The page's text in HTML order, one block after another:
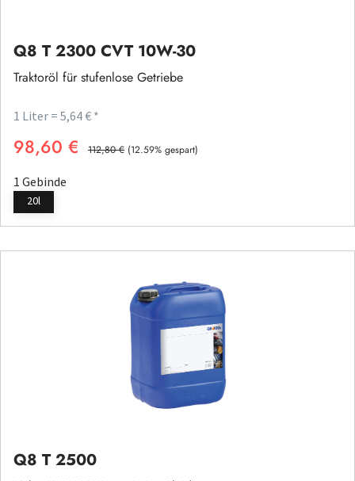
Q8 T 2300 CVT 10W-30
Traktoröl für stufenlose Getriebe
1 Liter = 5,64 € *
Verkaufspreis:
98,60 € Regulärer Preis:
112,80 € (12.59% gespart)
1 Gebinde
20l
Q8 T 2500